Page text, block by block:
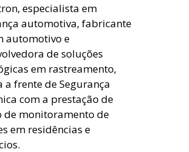
especialista em
automotiva, fabricante
automotivo e
de soluções
em rastreamento,
a frente de Segurança
com a prestação de
de monitoramento de
em residências e